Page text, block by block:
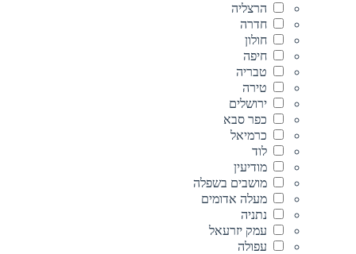
הרצליה
חדרה
חולון
חיפה
טבריה
טירה
ירושלים
כפר סבא
כרמיאל
לוד
מודיעין
מושבים בשפלה
מעלה אדומים
נתניה
עמק יזרעאל
עפולה